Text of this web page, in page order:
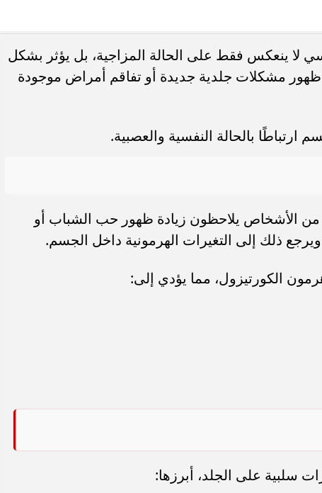
لا ينعكس فقط على الحالة المزاجية، بل يؤثر بشكل
مشكلات جلدية جديدة أو تفاقم أمراض موجودة
بالحالة النفسية والعصبية.
من الأشخاص يلاحظون زيادة ظهور حب الشباب أو
ذلك إلى التغيرات الهرمونية داخل الجسم.
الكورتيزول، مما يؤدي إلى:
سلبية على الجلد، أبرزها: